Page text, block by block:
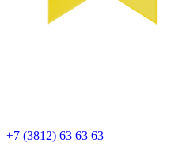
+7 (3812) 63 63 63